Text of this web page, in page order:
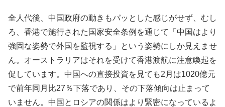
全人代後、中国政府の動きもパッとした感じがせず、むし
ろ、香港で施行された国家安全条例を通じて「中国はより
強固な姿勢で外国を監視する」という姿勢にしか見えませ
ん。オーストラリアはそれを受けて香港渡航に注意喚起を
促しています。中国への直接投資を見ても2月は1020億元
で前年同月比27％下落であり、その下落傾向は止まって
いません。中国とロシアの関係はより緊密になっているよ